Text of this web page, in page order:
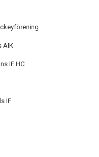
AIK
IF HC
IF